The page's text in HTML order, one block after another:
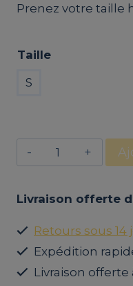
Prenez votre taille
Taille
S
quantité
de
de
vert
eco-
responsable
Livraison offerte
Retours sous 14
Expédition
Livraison offerte